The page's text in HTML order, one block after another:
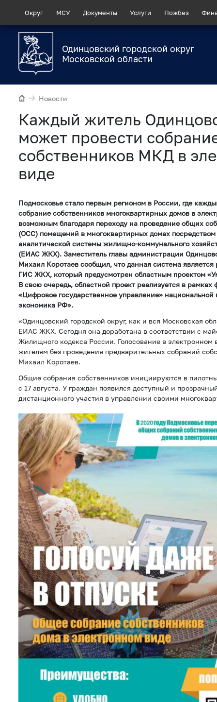
Округ МСУ Документы Услуги Пожбез
Одинцовский городской округ
Московской области
Новости
Каждый житель
может провести
собственников МКД в
виде
Подмосковье стало первым регионом в России, где
собрание собственников многоквартирных домов в
возможным благодаря переходу на проведение общих
(ОСС) помещений в многоквартирных домах
аналитической системы жилищно-коммунального
(ЕИАС ЖКХ). Заместитель главы администрации
Михаил Коротаев сообщил, что данная система
ГИС ЖКХ, который предусмотрен областным проектом
В свою очередь, областной проект реализуется в рамках
«Цифровое государственное управление»
экономика РФ».
«Одинцовский городской округ, как и вся Московская
ЕИАС ЖКХ. Сегодня она доработана в соответствии с
Жилищного кодекса России. Голосование в электронном
жителям без проведения предварительных собраний
Михаил Коротаев.
Общие собрания собственников инициируются в
с 17 августа. У граждан появился доступный и
дистанционного участия в управлении своими